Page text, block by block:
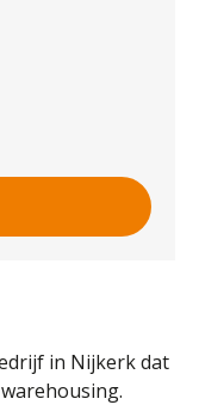
in Nijkerk dat